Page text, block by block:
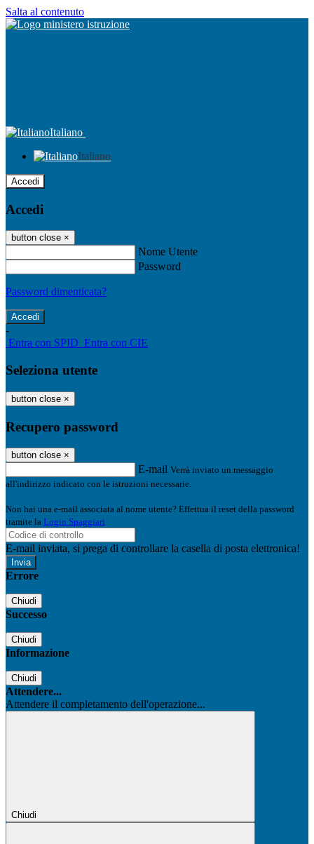
Salta al contenuto
Italiano
Italiano
Accedi
Accedi
button close ×
Nome Utente
Password
Password dimenticata?
-
Entra con SPID Entra con CIE
Seleziona utente
button close ×
Recupero password
button close ×
E-mail Verrà inviato un messaggio
all'indirizzo indicato con le istruzioni necessarie.
Non hai una e-mail associata al nome utente? Effettua il reset della password
tramite la Login Spaggiari
E-mail inviata, si prega di controllare la casella di posta elettronica!
Errore
Chiudi
Successo
Chiudi
Informazione
Chiudi
Attendere...
Attendere il completamento dell'operazione...
Chiudi